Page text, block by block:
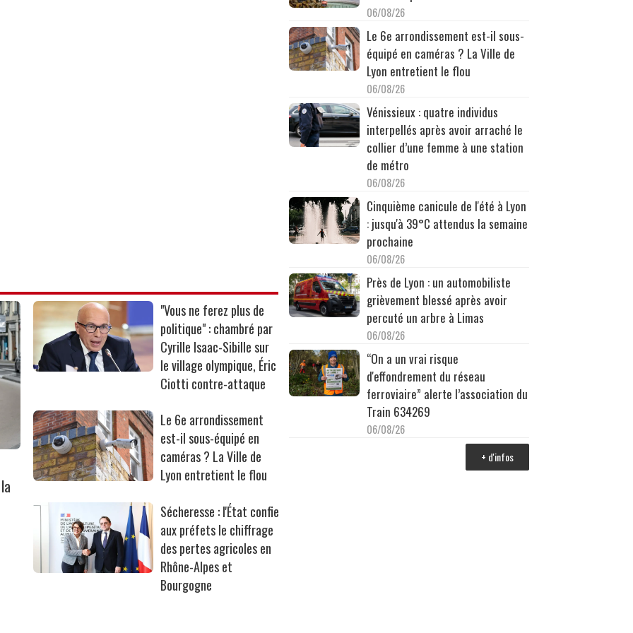
"Vous ne ferez plus de
politique" : chambré par
Cyrille Isaac-Sibille sur
le village olympique, Éric
Ciotti contre-attaque
Le 6e arrondissement
est-il sous-équipé en
caméras ? La Ville de
Lyon entretient le flou
Sécheresse : l'État confie
aux préfets le chiffrage
des pertes agricoles en
Rhône-Alpes et
Bourgogne
06/08/26
Le 6e arrondissement est-il sous-
équipé en caméras ? La Ville de
Lyon entretient le flou
06/08/26
Vénissieux : quatre individus
interpellés après avoir arraché le
collier d’une femme à une station
de métro
06/08/26
Cinquième canicule de l'été à Lyon
: jusqu'à 39°C attendus la semaine
prochaine
06/08/26
Près de Lyon : un automobiliste
grièvement blessé après avoir
percuté un arbre à Limas
06/08/26
“On a un vrai risque
d'effondrement du réseau
ferroviaire” alerte l’association du
Train 634269
06/08/26
+ d'infos